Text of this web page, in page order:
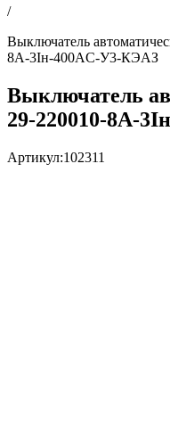
/
Выключатель
8А-3Iн-400AC-У3-КЭАЗ
Выключатель
29-220010-8А-
Артикул:102311